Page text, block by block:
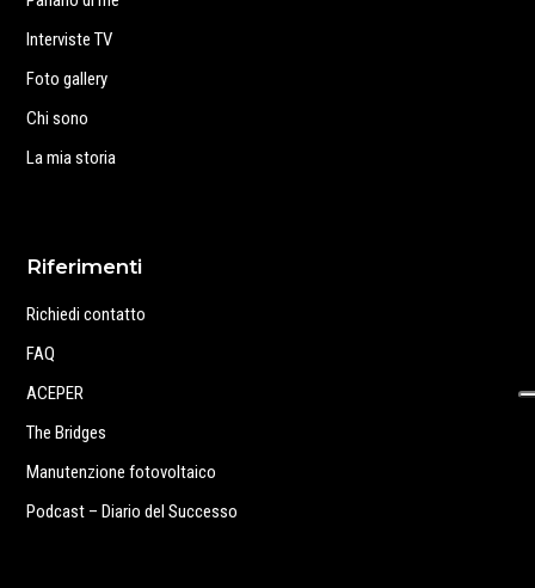
Interviste TV
Foto gallery
Chi sono
La mia storia
Riferimenti
Richiedi contatto
FAQ
ACEPER
The Bridges
Manutenzione fotovoltaico
Podcast – Diario del Successo